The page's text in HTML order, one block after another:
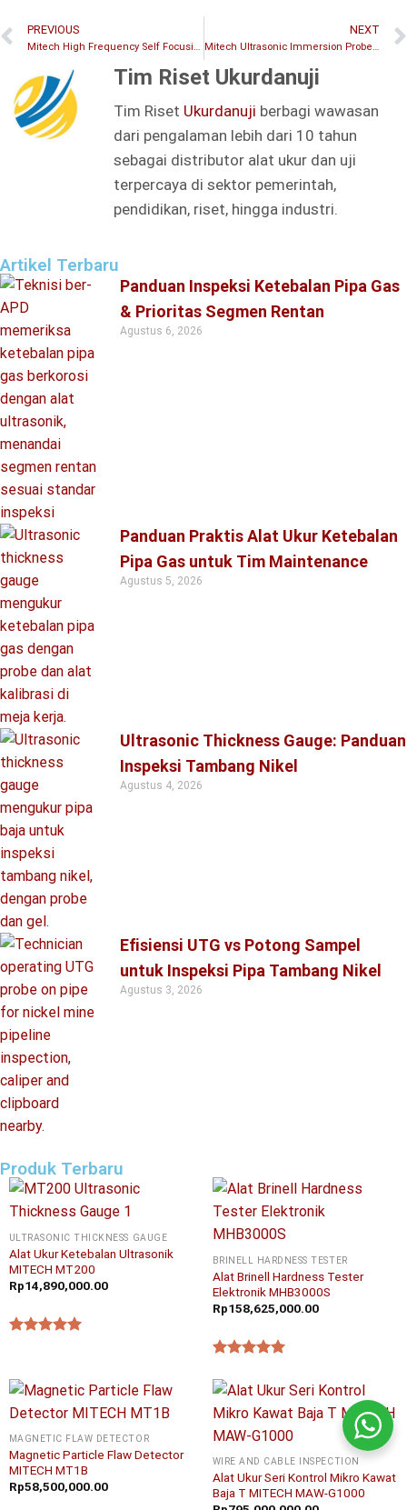
PREVIOUS
Mitech High Frequency Self Focusing Probe: Spesifikasi untuk Deteksi Cacat Permukaan
NEXT
Mitech Ultrasonic Immersion Probe: Spesifikasi untuk Inspeksi Geometri Kompleks
Tim Riset Ukurdanuji
Tim Riset Ukurdanuji berbagi wawasan
dari pengalaman lebih dari 10 tahun
sebagai distributor alat ukur dan uji
terpercaya di sektor pemerintah,
pendidikan, riset, hingga industri.
Artikel Terbaru
Panduan Inspeksi Ketebalan Pipa Gas
& Prioritas Segmen Rentan
Agustus 6, 2026
Panduan Praktis Alat Ukur Ketebalan
Pipa Gas untuk Tim Maintenance
Agustus 5, 2026
Ultrasonic Thickness Gauge: Panduan
Inspeksi Tambang Nikel
Agustus 4, 2026
Efisiensi UTG vs Potong Sampel
untuk Inspeksi Pipa Tambang Nikel
Agustus 3, 2026
Produk Terbaru
ULTRASONIC THICKNESS GAUGE
Alat Ukur Ketebalan Ultrasonik
MITECH MT200
Rp14,890,000.00
BRINELL HARDNESS TESTER
Alat Brinell Hardness Tester
Elektronik MHB3000S
Rp158,625,000.00
MAGNETIC FLAW DETECTOR
Magnetic Particle Flaw Detector
MITECH MT1B
Rp58,500,000.00
WIRE AND CABLE INSPECTION
Alat Ukur Seri Kontrol Mikro Kawat
Baja T MITECH MAW-G1000